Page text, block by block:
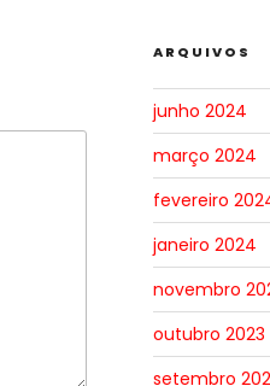
ARQUIVOS
junho 2024
março 2024
fevereiro
janeiro 2024
novembro
outubro 2023
setembro